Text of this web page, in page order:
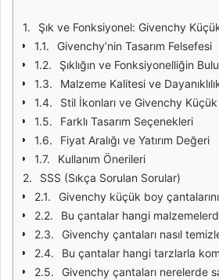
Şık ve Fonksiyonel: Givenchy
Givenchy’nin Tasarım Felsefesi
Şıklığın ve Fonksiyonelliğin
Malzeme Kalitesi ve
Stil İkonları ve Givenchy
Farklı Tasarım Seçenekleri
Fiyat Aralığı ve Yatırım Değeri
Kullanım Önerileri
SSS (Sıkça Sorulan Sorular)
Givenchy küçük boy
Bu çantalar hangi
Givenchy çantaları nasıl
Bu çantalar hangi tarzlarla
Givenchy çantaları nerelerde